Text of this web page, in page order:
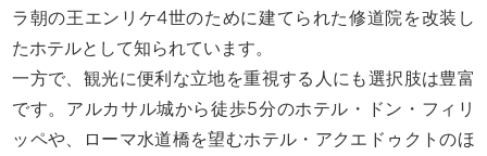
ラ朝の王エンリケ4世のために建てられた修道院を改装し
たホテルとして知られています。
一方で、観光に便利な立地を重視する人にも選択肢は豊富
です。アルカサル城から徒歩5分のホテル・ドン・フィリ
ッペや、ローマ水道橋を望むホテル・アクエドゥクトのほ